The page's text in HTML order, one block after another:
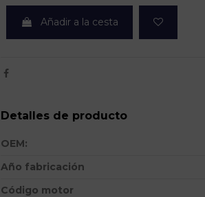
Añadir a la cesta
Detalles de producto
OEM:
Año fabricación
Código motor